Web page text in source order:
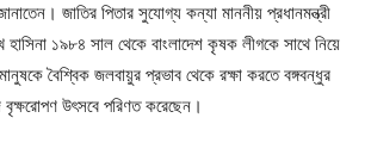
জাতির পিতার সুযোগ্য কন্যা মাননীয় প্রধানমন্ত্রী
১৯৮৪ সাল থেকে বাংলাদেশ কৃষক লীগকে সাথে নিয়ে
বৈশ্বিক জলবায়ুর প্রভাব থেকে রক্ষা করতে বঙ্গবন্ধুর
উৎসবে পরিণত করেছেন।